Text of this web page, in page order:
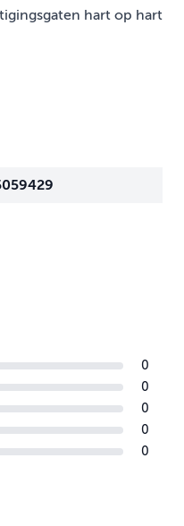
hart op hart
0
0
0
0
0